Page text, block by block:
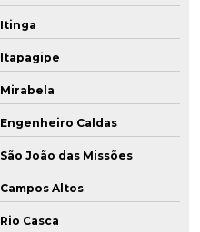
Itinga
Itapagipe
Mirabela
Engenheiro Caldas
São João das Missões
Campos Altos
Rio Casca